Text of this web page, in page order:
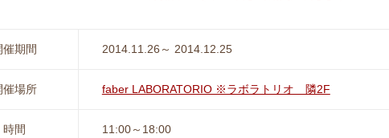
催期間 2014.11.26～ 2014.12.25
催場所 faber LABORATORIO ※ラボラトリオ 隣2F
時間 11:00～18:00